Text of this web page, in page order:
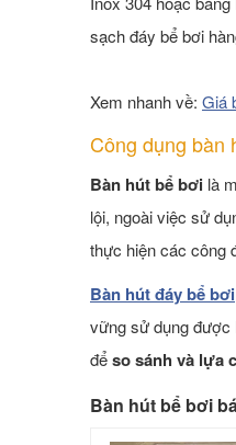
sạch đáy bể bơi
Xem nhanh về: Giá
Công dụng bàn
Bàn hútbể bơi là
lội, ngoài việc sử
thực hiện các công
Bàn hút đáy bể bơi
vững sử dụng được
đểso sánh và lựa
Bàn hút bể bơi